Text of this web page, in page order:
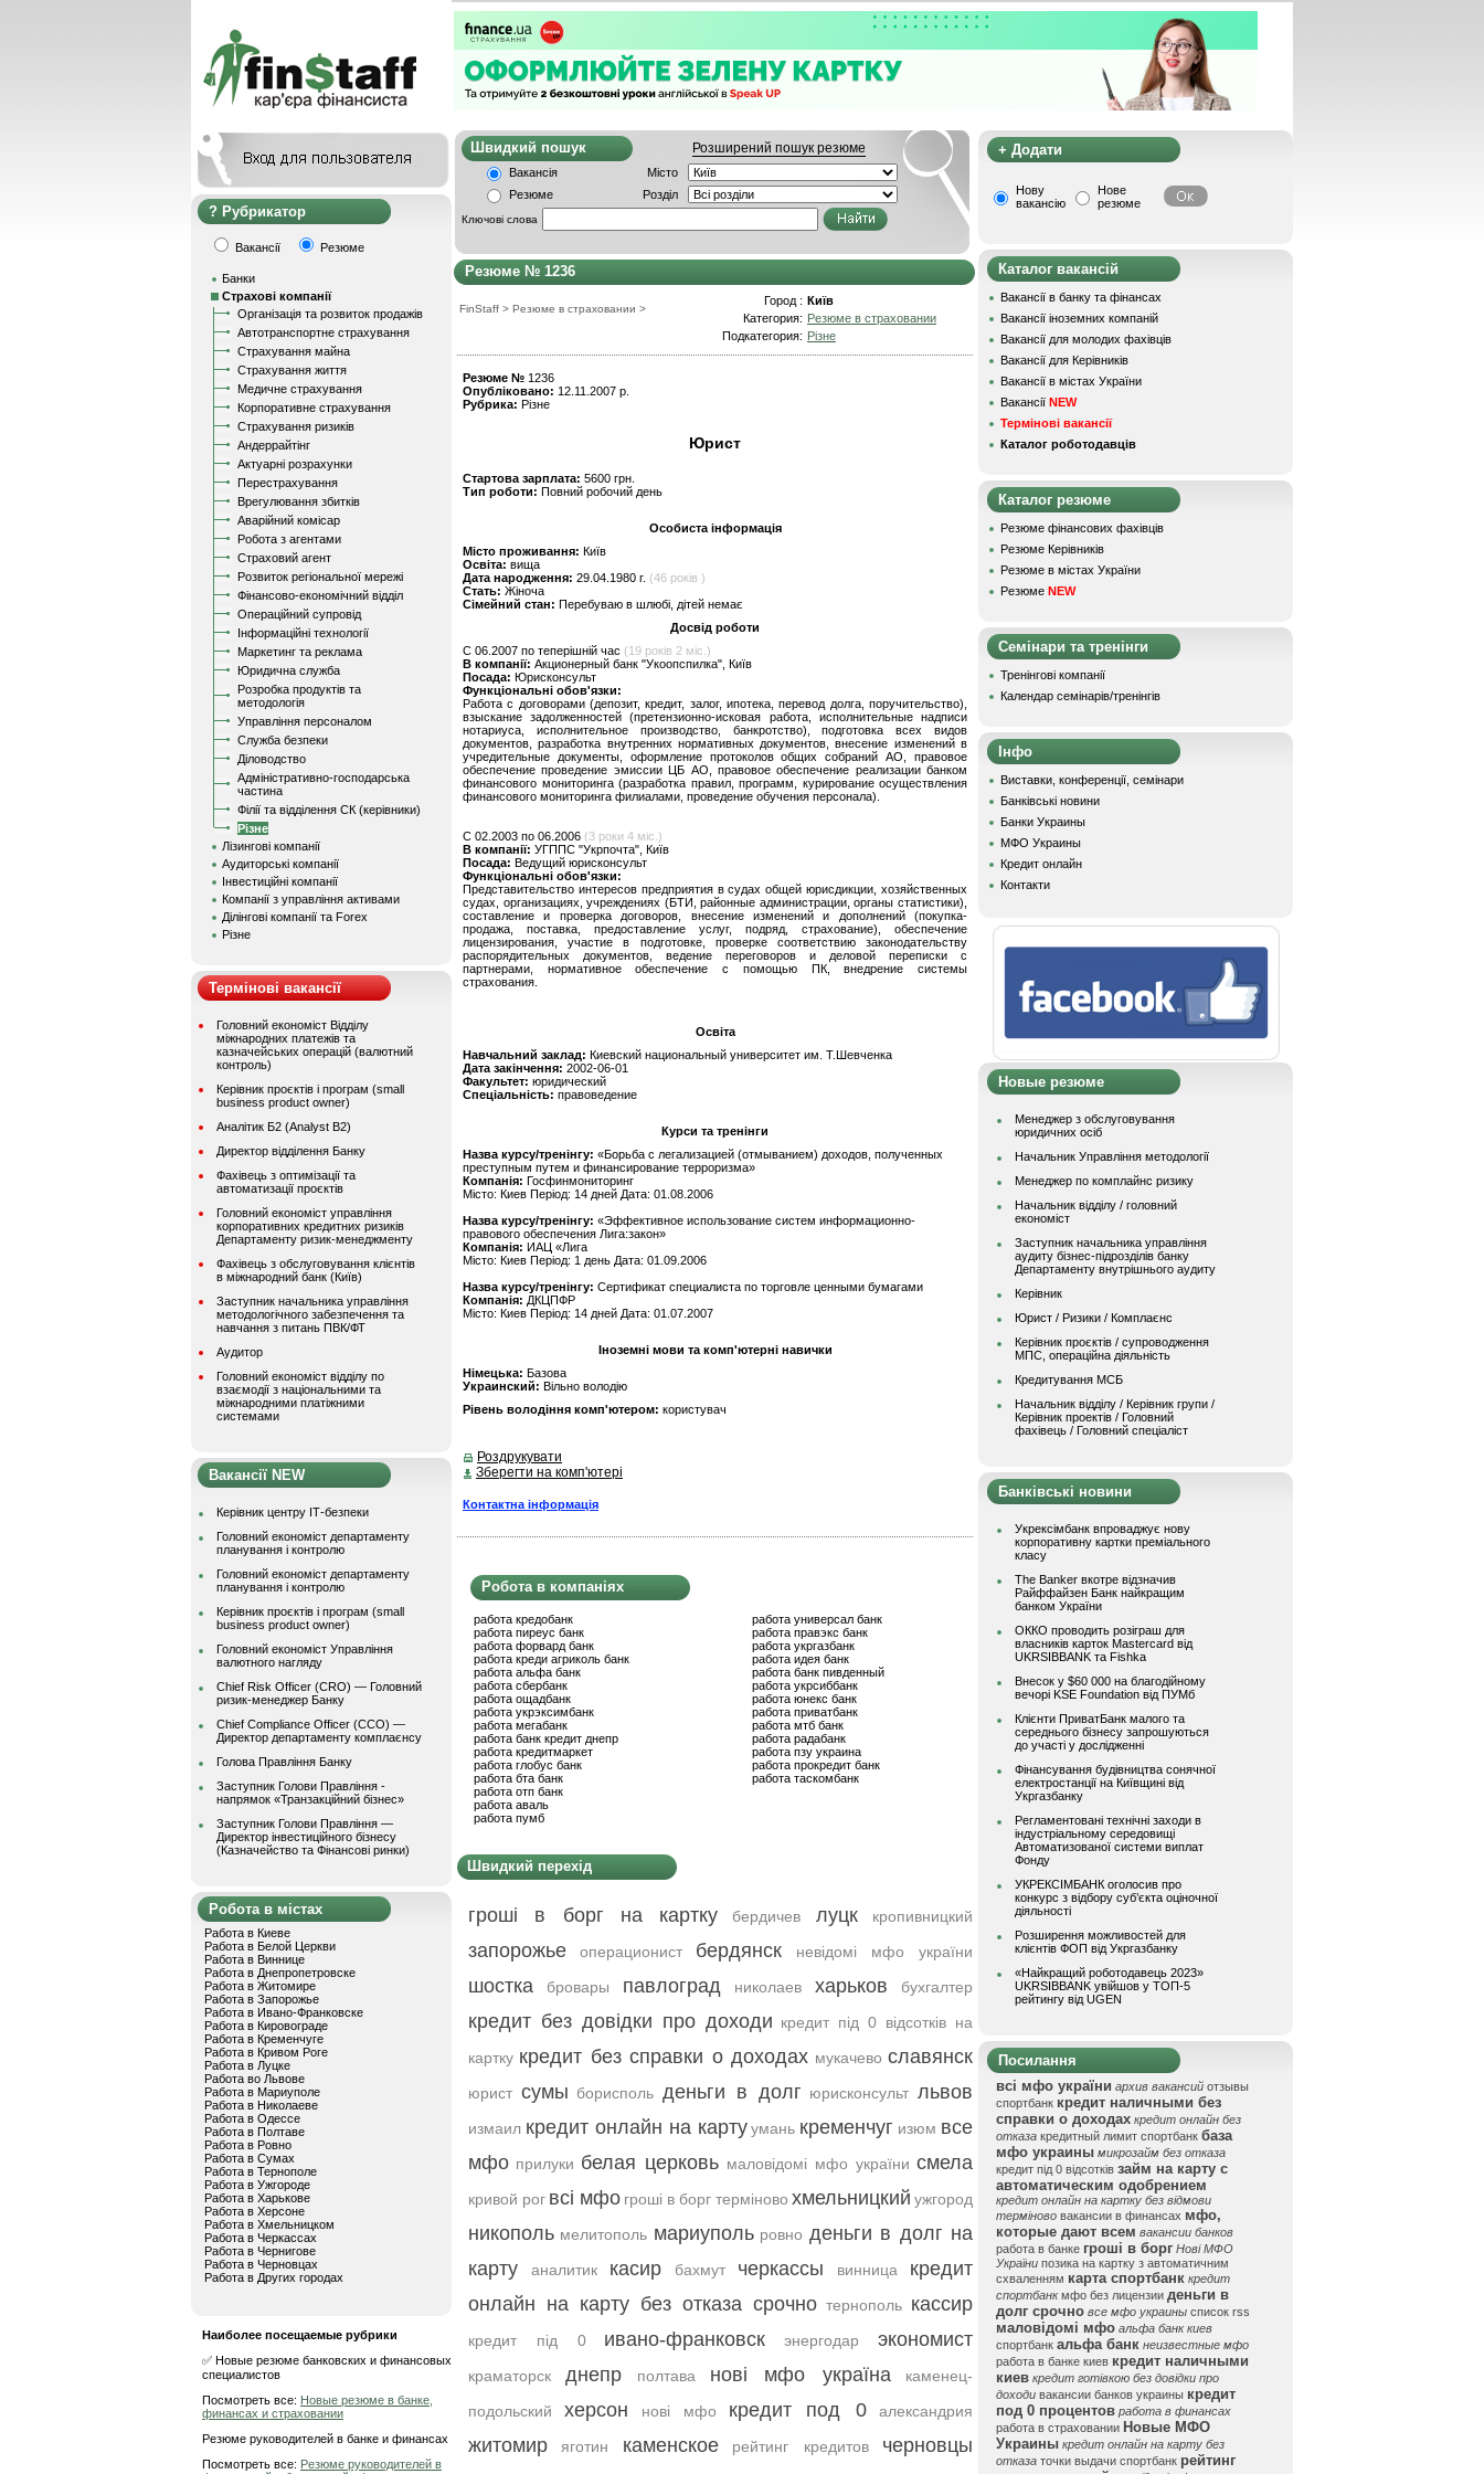
Рубрикатор
Вакансії Резюме
Банки
Страхові компанії
Організація та розвиток продажів
Автотранспортне страхування
Страхування майна
Страхування життя
Медичне страхування
Корпоративне страхування
Страхування ризиків
Андеррайтінг
Актуарні розрахунки
Перестрахування
Врегулювання збитків
Аварійний комісар
Робота з агентами
Страховий агент
Розвиток регіональної мережі
Фінансово-економічний відділ
Операційний супровід
Інформаційні технології
Маркетинг та реклама
Юридична служба
Розробка продуктів та
методологія
Управління персоналом
Служба безпеки
Діловодство
Адміністративно-господарська
частина
Філії та відділення СК (керівники)
Різне
Лізингові компанії
Аудиторські компанії
Інвестиційні компанії
Компанії з управління активами
Ділінгові компанії та Forex
Різне
Термінові вакансії
Головний економіст Відділу
міжнародних платежів та
казначейських операцій (валютний
контроль)
Керівник проєктів і програм (small
business product owner)
Аналітик Б2 (Analyst B2)
Директор відділення Банку
Фахівець з оптимізації та
автоматизації проєктів
Головний економіст управління
корпоративних кредитних ризиків
Департаменту ризик-менеджменту
Фахівець з обслуговування клієнтів
в міжнародний банк (Київ)
Заступник начальника управління
методологічного забезпечення та
навчання з питань ПВК/ФТ
Аудитор
Головний економіст відділу по
взаємодії з національними та
міжнародними платіжними
системами
Вакансії NEW
Керівник центру ІТ-безпеки
Головний економіст департаменту
планування і контролю
Головний економіст департаменту
планування і контролю
Керівник проєктів і програм (small
business product owner)
Головний економіст Управління
валютного нагляду
Chief Risk Officer (CRO) — Головний
ризик-менеджер Банку
Chief Compliance Officer (CCO) —
Директор департаменту комплаєнсу
Голова Правління Банку
Заступник Голови Правління -
напрямок «Транзакційний бізнес»
Заступник Голови Правління —
Директор інвестиційного бізнесу
(Казначейство та Фінансові ринки)
Робота в містах
Работа в Киеве
Работа в Белой Церкви
Работа в Виннице
Работа в Днепропетровске
Работа в Житомире
Работа в Запорожье
Работа в Ивано-Франковске
Работа в Кировограде
Работа в Кременчуге
Работа в Кривом Роге
Работа в Луцке
Работа во Львове
Работа в Мариуполе
Работа в Николаеве
Работа в Одессе
Работа в Полтаве
Работа в Ровно
Работа в Сумах
Работа в Тернополе
Работа в Ужгороде
Работа в Харькове
Работа в Херсоне
Работа в Хмельницком
Работа в Черкассах
Работа в Чернигове
Работа в Черновцах
Работа в Других городах
Наиболее посещаемые рубрики
✅ Новые резюме банковских и финансовых
специалистов
Посмотреть все: Новые резюме в банке,
финансах и страховании
Резюме руководителей в банке и финансах
Посмотреть все: Резюме руководителей в
Швидкий пошук Розширений пошук резюме
Вакансія
Місто
Резюме
Розділ
Ключові слова
Резюме № 1236
FinStaff > Резюме в страховании >
Город : Київ
Категория: Резюме в страховании
Подкатегория: Різне
Резюме № 1236
Опубліковано: 12.11.2007 р.
Рубрика: Різне
Юрист
Стартова зарплата: 5600 грн.
Тип роботи: Повний робочий день
Особиста інформація
Місто проживання: Київ
Освіта: вища
Дата народження: 29.04.1980 г. (46 років )
Стать: Жіноча
Сімейний стан: Перебуваю в шлюбі, дітей немає
Досвід роботи
C 06.2007 по теперішній час (19 років 2 міс.)
В компанії: Акционерный банк "Укоопспилка", Київ
Посада: Юрисконсульт
Функціональні обов'язки:
Работа с договорами (депозит, кредит, залог, ипотека, перевод долга, поручительство),
взыскание задолженностей (претензионно-исковая работа, исполнительные надписи
нотариуса, исполнительное производство, банкротство), подготовка всех видов
документов, разработка внутренних нормативных документов, внесение изменений в
учредительные документы, оформление протоколов общих собраний АО, правовое
обеспечение проведение эмиссии ЦБ АО, правовое обеспечение реализации банком
финансового мониторинга (разработка правил, программ, курирование осуществления
финансового мониторинга филиалами, проведение обучения персонала).
C 02.2003 по 06.2006 (3 роки 4 міс.)
В компанії: УГППС "Укрпочта", Київ
Посада: Ведущий юрисконсульт
Функціональні обов'язки:
Представительство интересов предприятия в судах общей юрисдикции, хозяйственных
судах, организациях, учреждениях (БТИ, районные администрации, органы статистики),
составление и проверка договоров, внесение изменений и дополнений (покупка-
продажа, поставка, предоставление услуг, подряд, страхование), обеспечение
лицензирования, участие в подготовке, проверке соответствию законодательству
распорядительных документов, ведение переговоров и деловой переписки с
партнерами, нормативное обеспечение с помощью ПК, внедрение системы
страхования.
Освіта
Навчальний заклад: Киевский национальный университет им. Т.Шевченка
Дата закінчення: 2002-06-01
Факультет: юридический
Спеціальність: правоведение
Курси та тренінги
Назва курсу/тренінгу: «Борьба с легализацией (отмыванием) доходов, полученных
преступным путем и финансирование терроризма»
Компанія: Госфинмониторинг
Місто: Киев Період: 14 дней Дата: 01.08.2006
Назва курсу/тренінгу: «Эффективное использование систем информационно-
правового обеспечения Лига:закон»
Компанія: ИАЦ «Лига
Місто: Киев Період: 1 день Дата: 01.09.2006
Назва курсу/тренінгу: Сертификат специалиста по торговле ценными бумагами
Компанія: ДКЦПФР
Місто: Киев Період: 14 дней Дата: 01.07.2007
Іноземні мови та комп'ютерні навички
Німецька: Базова
Украинский: Вільно володію
Рівень володіння комп'ютером: користувач
Роздрукувати
Зберегти на комп'ютері
Контактна інформація
Робота в компаніях
работа кредобанк
работа пиреус банк
работа форвард банк
работа креди агриколь банк
работа альфа банк
работа сбербанк
работа ощадбанк
работа укрэксимбанк
работа мегабанк
работа банк кредит днепр
работа кредитмаркет
работа глобус банк
работа бта банк
работа отп банк
работа аваль
работа пумб
работа универсал банк
работа правэкс банк
работа укргазбанк
работа идея банк
работа банк пивденный
работа укрсиббанк
работа юнекс банк
работа приватбанк
работа мтб банк
работа радабанк
работа пзу украина
работа прокредит банк
работа таскомбанк
Швидкий перехід
гроші в борг на картку бердичев луцк кропивницкий
запорожье операционист бердянск невідомі мфо україни
шостка бровары павлоград николаев харьков бухгалтер
кредит без довідки про доходи кредит під 0 відсотків на
картку кредит без справки о доходах мукачево славянск
юрист сумы борисполь деньги в долг юрисконсульт львов
измаил кредит онлайн на карту умань кременчуг изюм все
мфо прилуки белая церковь маловідомі мфо україни смела
кривой рог всі мфо гроші в борг терміново хмельницкий ужгород
никополь мелитополь мариуполь ровно деньги в долг на
карту
аналитик касир бахмут черкассы винница
кредит
онлайн на карту без отказа срочно тернополь кассир
кредит під 0 ивано-франковск энергодар экономист
краматорск днепр полтава нові мфо україна
каменец-
подольский
херсон нові мфо кредит под 0 александрия
житомир яготин каменское рейтинг кредитов черновцы
+ Додати
Нову
вакансію
Нове
резюме
Каталог вакансій
Вакансії в банку та фінансах
Вакансії іноземних компаній
Вакансії для молодих фахівців
Вакансії для Керівників
Вакансії в містах України
Вакансії NEW
Термінові вакансії
Каталог роботодавців
Каталог резюме
Резюме фінансових фахівців
Резюме Керівників
Резюме в містах України
Резюме NEW
Семінари та тренінги
Тренінгові компанії
Календар семінарів/тренінгів
Інфо
Виставки, конференції, семінари
Банківські новини
Банки Украины
МФО Украины
Кредит онлайн
Контакти
Новые резюме
Менеджер з обслуговування
юридичних осіб
Начальник Управління методології
Менеджер по комплайнс ризику
Начальник відділу / головний
економіст
Заступник начальника управління
аудиту бізнес-підрозділів банку
Департаменту внутрішнього аудиту
Керівник
Юрист / Ризики / Комплаєнс
Керівник проєктів / супроводження
МПС, операційна діяльність
Кредитування МСБ
Начальник вiддiлу / Керівник групи /
Керівник проектів / Головний
фахівець / Головний спеціаліст
Банківські новини
Укрексімбанк впроваджує нову
корпоративну картки преміального
класу
The Banker вкотре відзначив
Райффайзен Банк найкращим
банком України
ОККО проводить розіграш для
власників карток Mastercard від
UKRSIBBANK та Fishka
Внесок у $60 000 на благодійному
вечорі KSE Foundation від ПУМб
Клієнти ПриватБанк малого та
середнього бізнесу запрошуються
до участі у дослідженні
Фінансування будівництва сонячної
електростанції на Київщині від
Укргазбанку
Регламентовані технічні заходи в
індустріальному середовищі
Автоматизованої системи виплат
Фонду
УКРЕКСІМБАНК оголосив про
конкурс з відбору суб’єкта оціночної
діяльності
Розширення можливостей для
клієнтів ФОП від Укргазбанку
«Найкращий роботодавець 2023»
UKRSIBBANK увійшов у ТОП-5
рейтингу від UGEN
Посилання
всі мфо україни архив вакансий отзывы
спортбанк кредит наличными без
справки о доходах кредит онлайн без
отказа кредитный лимит спортбанк база
мфо украины микрозайм без отказа
кредит під 0 відсотків займ на карту с
автоматическим одобрением
кредит онлайн на картку без відмови
терміново вакансии в финансах мфо,
которые дают всем вакансии банков
работа в банке гроші в борг Нові МФО
України позика на картку з автоматичним
схваленням карта спортбанк кредит
спортбанк мфо без лицензии деньги в
долг срочно все мфо украины список rss
маловідомі мфо альфа банк киев
спортбанк альфа банк неизвестные мфо
работа в банке киев кредит наличными
киев кредит готівкою без довідки про
доходи вакансии банков украины кредит
под 0 процентов работа в финансах
работа в страховании Новые МФО
Украины кредит онлайн на карту без
отказа точки выдачи спортбанк рейтинг